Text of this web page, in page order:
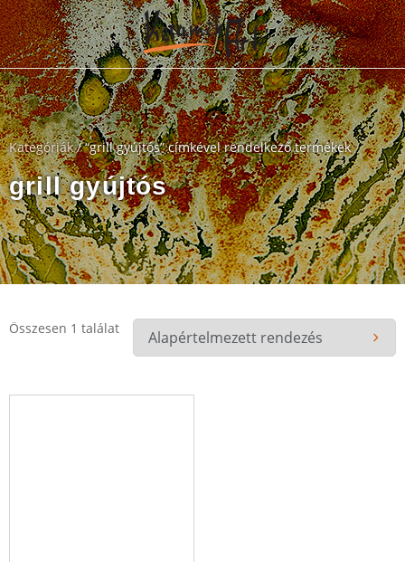
Kategóriák/ “grill gyújtós” címkével rendelkező termékek
grill gyújtós
Összesen 1 találat